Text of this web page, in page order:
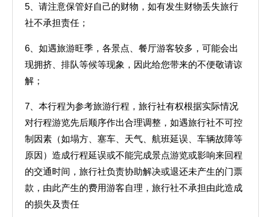
5、请注意保管好自己的财物，如有发生财物丢失旅行
社不承担责任；
6、如遇旅游旺季，各景点、餐厅游客较多，可能会出
现拥挤、排队等候等现象，因此给您带来的不便敬请谅
解；
7、本行程为参考旅游行程，旅行社有权根据实际情况
对行程游览先后顺序作出合理调整，如遇旅行社不可控
制因素（如塌方、塞车、天气、航班延误、车辆故障等
原因）造成行程延误或不能完成景点游览或影响来回程
的交通时间，旅行社负责协助解决或退还未产生的门票
款，由此产生的费用游客自理，旅行社不承担由此造成
的损失及责任